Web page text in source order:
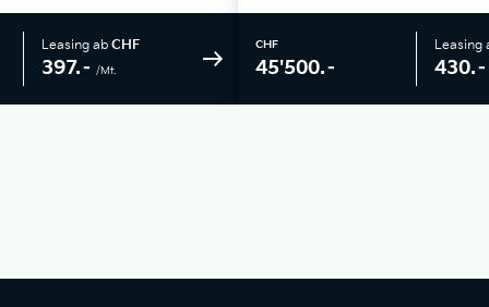
Leasing ab CHF
397.– /Mt.
CHF
45'500.–
Leasing
430.–